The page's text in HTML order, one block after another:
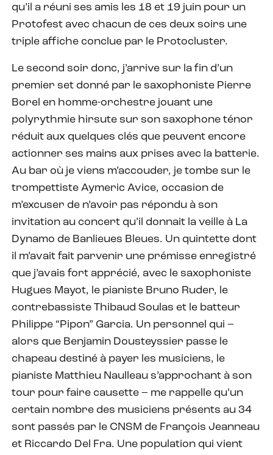
qu’il a réuni ses amis les 18 et 19 juin pour un
Protofest avec chacun de ces deux soirs une
triple affiche conclue par le Protocluster.
Le second soir donc, j’arrive sur la fin d’un
premier set donné par le saxophoniste Pierre
Borel en homme-orchestre jouant une
polyrythmie hirsute sur son saxophone ténor
réduit aux quelques clés que peuvent encore
actionner ses mains aux prises avec la batterie.
Au bar où je viens m’accouder, je tombe sur le
trompettiste Aymeric Avice, occasion de
m’excuser de n’avoir pas répondu à son
invitation au concert qu’il donnait la veille à La
Dynamo de Banlieues Bleues. Un quintette dont
il m’avait fait parvenir une prémisse enregistré
que j’avais fort apprécié, avec le saxophoniste
Hugues Mayot, le pianiste Bruno Ruder, le
contrebassiste Thibaud Soulas et le batteur
Philippe “Pipon” Garcia. Un personnel qui –
alors que Benjamin Dousteyssier passe le
chapeau destiné à payer les musiciens, le
pianiste Matthieu Naulleau s’approchant à son
tour pour faire causette – me rappelle qu’un
certain nombre des musiciens présents au 34
sont passés par le CNSM de François Jeanneau
et Riccardo Del Fra. Une population qui vient